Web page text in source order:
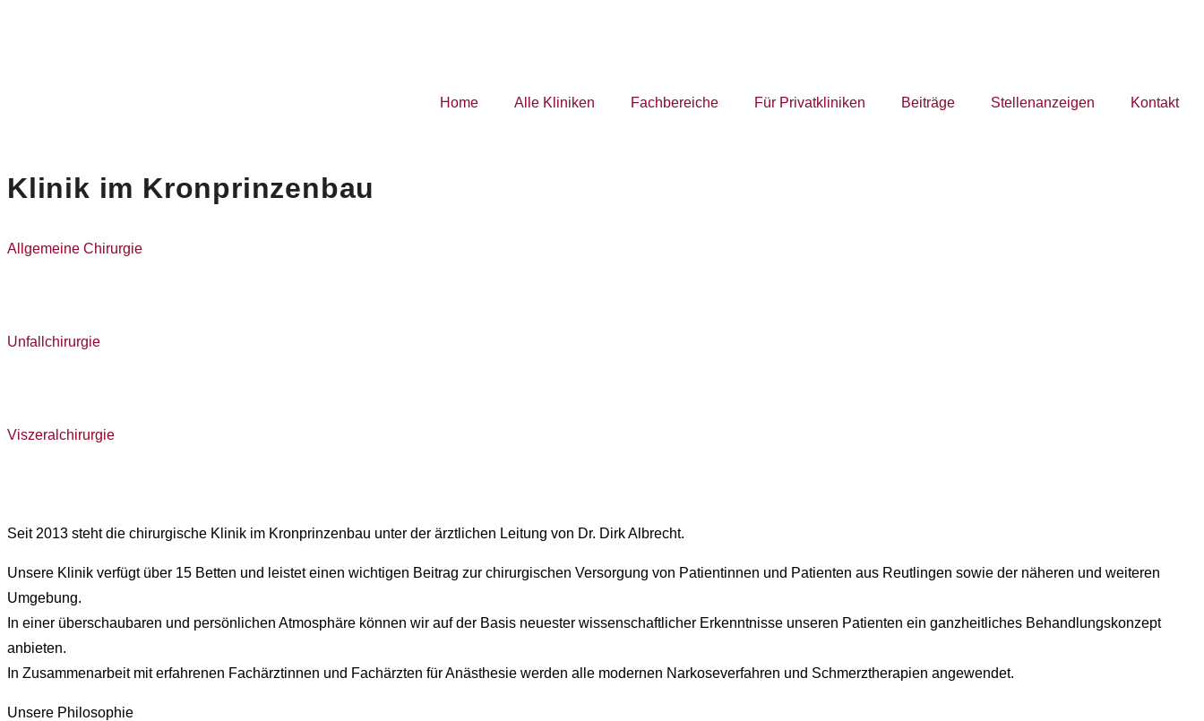
Home Alle Kliniken Fachbereiche Für Privatkliniken Beiträge Stellenanzeigen Kontakt
Klinik im Kronprinzenbau
Allgemeine Chirurgie
Unfallchirurgie
Viszeralchirurgie
Seit 2013 steht die chirurgische Klinik im Kronprinzenbau unter der ärztlichen Leitung von Dr. Dirk Albrecht.
Unsere Klinik verfügt über 15 Betten und leistet einen wichtigen Beitrag zur chirurgischen Versorgung von Patientinnen und Patienten aus Reutlingen sowie der näheren und weiteren
Umgebung.
In einer überschaubaren und persönlichen Atmosphäre können wir auf der Basis neuester wissenschaftlicher Erkenntnisse unseren Patienten ein ganzheitliches Behandlungskonzept
anbieten.
In Zusammenarbeit mit erfahrenen Fachärztinnen und Fachärzten für Anästhesie werden alle modernen Narkoseverfahren und Schmerztherapien angewendet.
Unsere Philosophie